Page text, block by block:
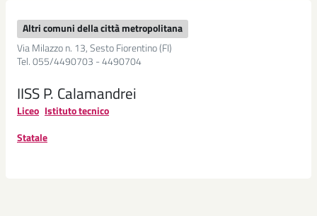
Altri comuni della città metropolitana
Via Milazzo n. 13, Sesto Fiorentino (FI)
Tel. 055/4490703 - 4490704
IISS P. Calamandrei
Liceo Istituto tecnico
Statale